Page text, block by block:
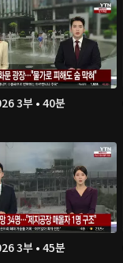
3부 • 40분
3부 • 45분